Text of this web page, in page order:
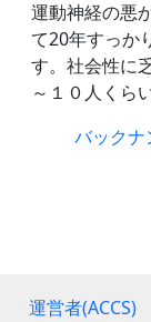
運動神経の悪
て20年すっか
す。社会性に
～１０人くら
バックナ
運営者(ACCS)